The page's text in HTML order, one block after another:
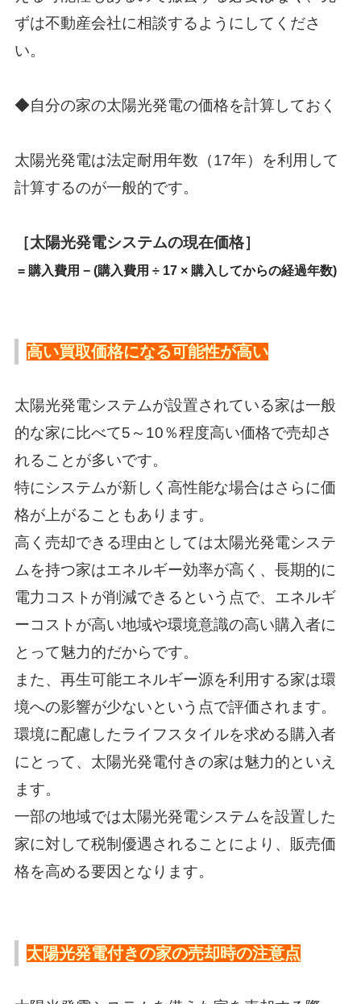
ずは不動産会社に相談するようにしてくださ
い。
◆自分の家の太陽光発電の価格を計算しておく
太陽光発電は法定耐用年数（17年）を利用して
計算するのが一般的です。
［太陽光発電システムの現在価格］
= 購入費用 − (購入費用 ÷ 17 × 購入してからの経過年数)
高い買取価格になる可能性が高い
太陽光発電システムが設置されている家は一般
的な家に比べて5～10％程度高い価格で売却さ
れることが多いです。
特にシステムが新しく高性能な場合はさらに価
格が上がることもあります。
高く売却できる理由としては太陽光発電システ
ムを持つ家はエネルギー効率が高く、長期的に
電力コストが削減できるという点で、エネルギ
ーコストが高い地域や環境意識の高い購入者に
とって魅力的だからです。
また、再生可能エネルギー源を利用する家は環
境への影響が少ないという点で評価されます。
環境に配慮したライフスタイルを求める購入者
にとって、太陽光発電付きの家は魅力的といえ
ます。
一部の地域では太陽光発電システムを設置した
家に対して税制優遇されることにより、販売価
格を高める要因となります。
太陽光発電付きの家の売却時の注意点